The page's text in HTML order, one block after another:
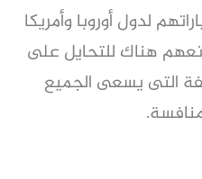
لدول أوروبا وأمريكا
هناك للتحايل على
التى يسعى الجميع